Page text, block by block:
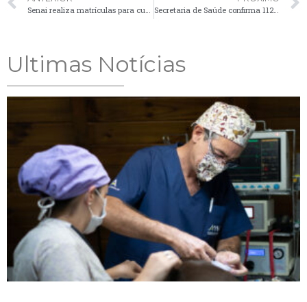
Senai realiza matrículas para cursos de capacitação gratuitos
Secretaria de Saúde confirma 112 casos de Covid-19 no boletim desta quinta-feira (3)
Ultimas Notícias